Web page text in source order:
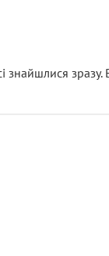
знайшлися